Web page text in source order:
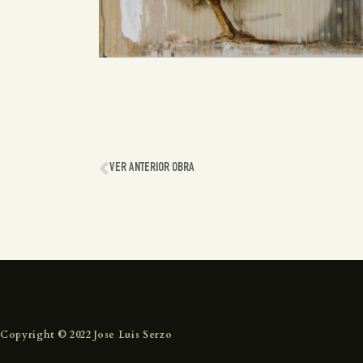
VER ANTERIOR OBRA
Copyright © 2022 Jose Luis Serzo